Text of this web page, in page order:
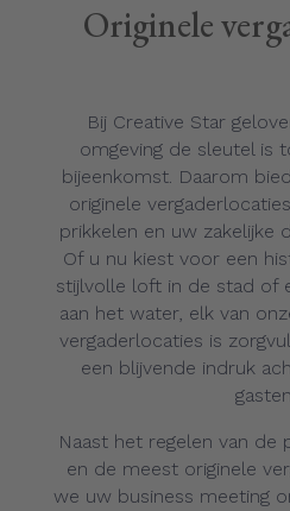
Originele
Bij Creative Star
omgeving de sleutel is
bijeenkomst. Daarom
originele
prikkelen en uw zakelijke
Of u nu kiest voor een
stijlvolle loft in de stad of
aan het water, elk van
vergaderlocaties is
een blijvende indruk
Naast het regelen van
en de meest originele
we uw business meeting